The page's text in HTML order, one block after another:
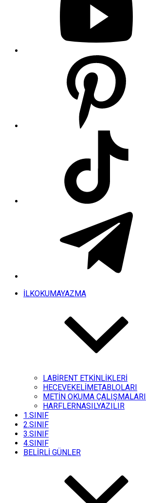
İLKOKUMAYAZMA
LABİRENT ETKİNLİKLERİ
HECEVEKELİMETABLOLARI
METİN OKUMA ÇALIŞMALARI
HARFLERNASILYAZILIR
1.SINIF
2.SINIF
3.SINIF
4.SINIF
BELİRLİ GÜNLER